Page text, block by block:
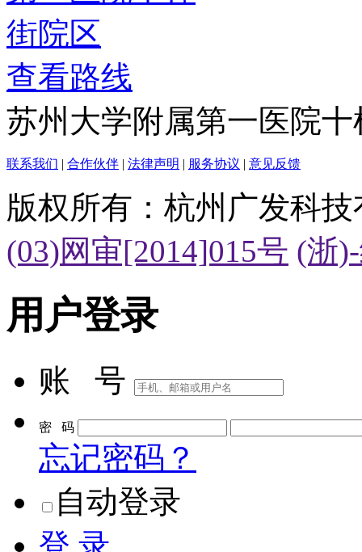
查看路线
苏州大学附属第一医院
联系我们 | 合作伙伴 | 法律声明 | 服务协议 | 意见反馈
版权所有：杭州广发科
(03)网审[2014]015号 (浙
用户登录
账 号
密 码
忘记密码？
自动登录
登 录